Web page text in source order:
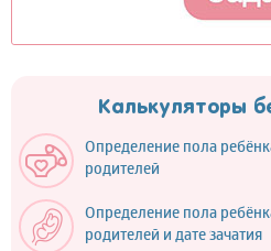
Калькуляторы
Определение пола
родителей
Определение пола
родителей и дате зачатия